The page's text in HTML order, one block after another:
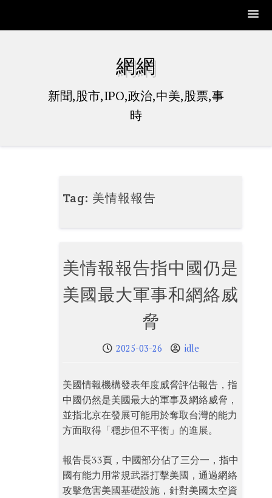
網網
新聞,股市,IPO,政治,中美,股票,事
時
Tag: 美情報報告
美情報報告指中國仍是
美國最大軍事和網絡威
脅
2025-03-26 idle
美國情報機構發表年度威脅評估報告，指
中國仍然是美國最大的軍事及網絡威脅，
並指北京在發展可能用於奪取台灣的能力
方面取得「穩步但不平衡」的進展。
報告長33頁，中國部分佔了三分一，指中
國有能力用常規武器打擊美國，通過網絡
攻擊危害美國基礎設施，針對美國太空資